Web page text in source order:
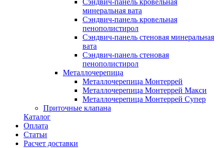
Сэндвич-панель кровельная
минеральная вата
Сэндвич-панель кровельная
пенополистирол
Сэндвич-панель стеновая минеральная
вата
Сэндвич-панель стеновая
пенополистирол
Металлочерепица
Металлочерепица Монтеррей
Металлочерепица Монтеррей Макси
Металлочерепица Монтеррей Супер
Приточные клапана
Каталог
Оплата
Статьи
Расчет доставки